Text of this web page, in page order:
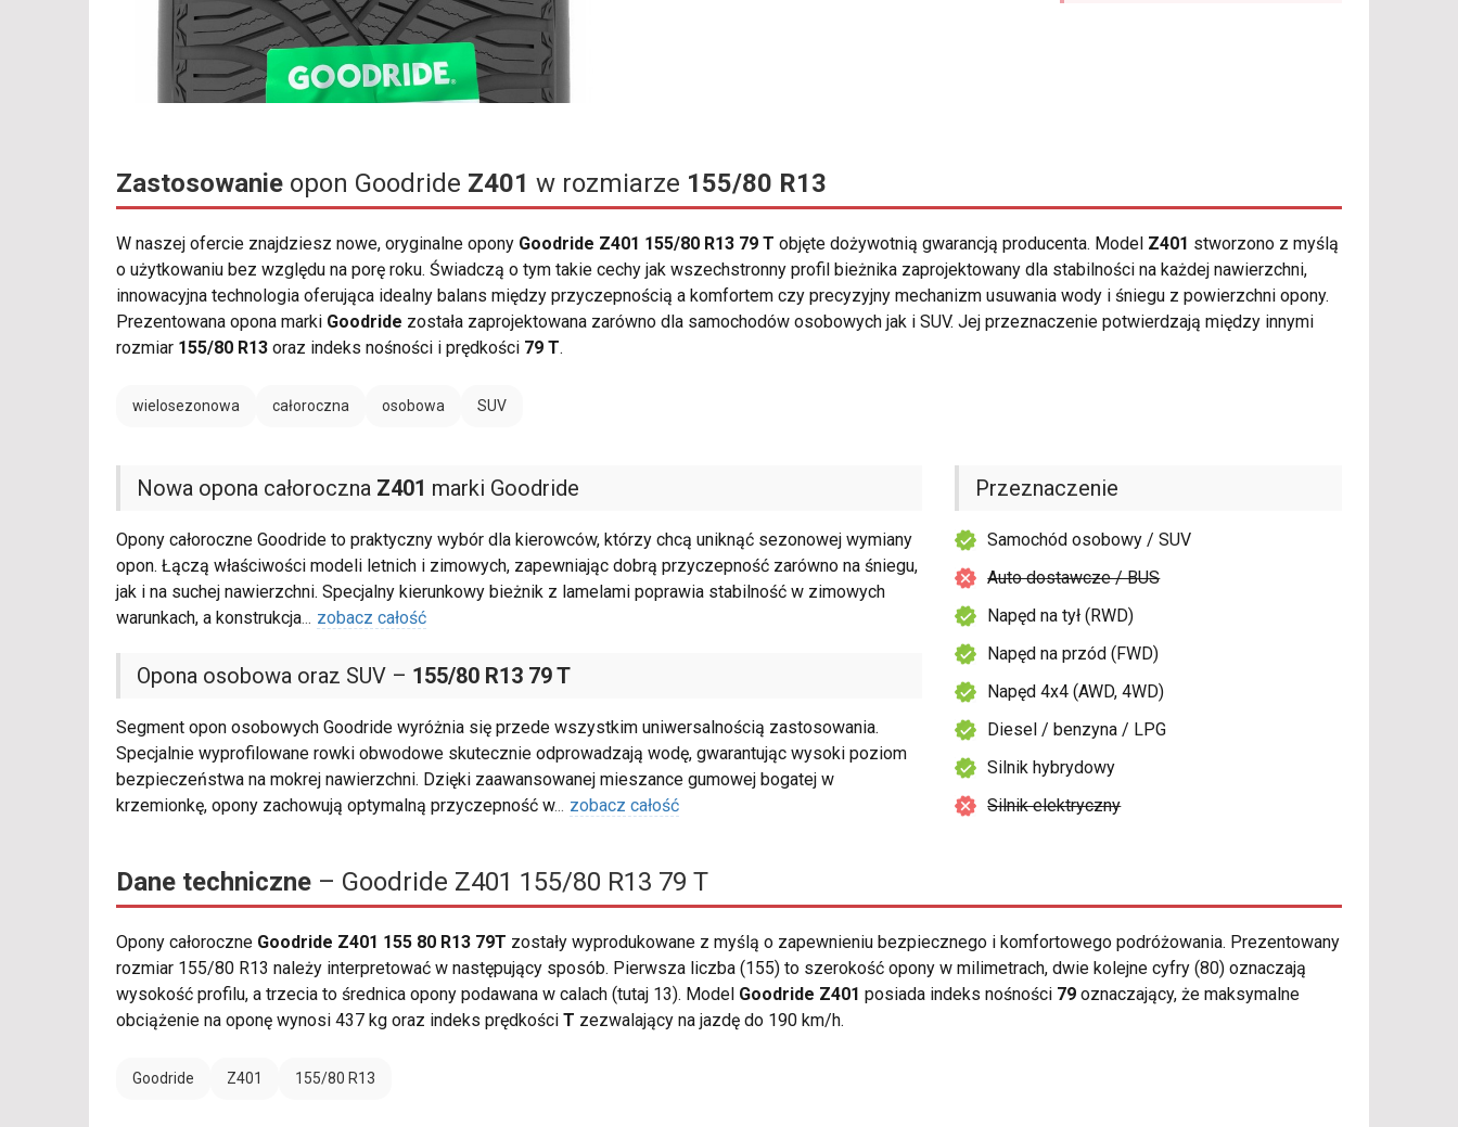
Zastosowanie opon Goodride Z401 w rozmiarze 155/80 R13
W naszej ofercie znajdziesz nowe, oryginalne opony Goodride Z401 155/80 R13 79 T objęte dożywotnią gwarancją producenta. Model Z401 stworzono z myślą
o użytkowaniu bez względu na porę roku. Świadczą o tym takie cechy jak wszechstronny profil bieżnika zaprojektowany dla stabilności na każdej nawierzchni,
innowacyjna technologia oferująca idealny balans między przyczepnością a komfortem czy precyzyjny mechanizm usuwania wody i śniegu z powierzchni opony.
Prezentowana opona marki Goodride została zaprojektowana zarówno dla samochodów osobowych jak i SUV. Jej przeznaczenie potwierdzają między innymi
rozmiar 155/80 R13 oraz indeks nośności i prędkości 79 T.
wielosezonowa całoroczna osobowa SUV
Nowa opona całoroczna Z401 marki Goodride
Opony całoroczne Goodride to praktyczny wybór dla kierowców, którzy chcą uniknąć sezonowej wymiany
opon. Łączą właściwości modeli letnich i zimowych, zapewniając dobrą przyczepność zarówno na śniegu,
jak i na suchej nawierzchni. Specjalny kierunkowy bieżnik z lamelami poprawia stabilność w zimowych
warunkach, a konstrukcja... zobacz całość
Opona osobowa oraz SUV – 155/80 R13 79 T
Segment opon osobowych Goodride wyróżnia się przede wszystkim uniwersalnością zastosowania.
Specjalnie wyprofilowane rowki obwodowe skutecznie odprowadzają wodę, gwarantując wysoki poziom
bezpieczeństwa na mokrej nawierzchni. Dzięki zaawansowanej mieszance gumowej bogatej w
krzemionkę, opony zachowują optymalną przyczepność w... zobacz całość
Przeznaczenie
Samochód osobowy / SUV
Auto dostawcze / BUS
Napęd na tył (RWD)
Napęd na przód (FWD)
Napęd 4x4 (AWD, 4WD)
Diesel / benzyna / LPG
Silnik hybrydowy
Silnik elektryczny
Dane techniczne – Goodride Z401 155/80 R13 79 T
Opony całoroczne Goodride Z401 155 80 R13 79T zostały wyprodukowane z myślą o zapewnieniu bezpiecznego i komfortowego podróżowania. Prezentowany
rozmiar 155/80 R13 należy interpretować w następujący sposób. Pierwsza liczba (155) to szerokość opony w milimetrach, dwie kolejne cyfry (80) oznaczają
wysokość profilu, a trzecia to średnica opony podawana w calach (tutaj 13). Model Goodride Z401 posiada indeks nośności 79 oznaczający, że maksymalne
obciążenie na oponę wynosi 437 kg oraz indeks prędkości T zezwalający na jazdę do 190 km/h.
Goodride Z401 155/80 R13